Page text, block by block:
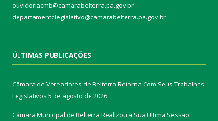
ouvidoriacmb@camarabelterra.pa.gov.br
departamentolegislativo@camarabelterra.pa.gov.br
ÚLTIMAS PUBLICAÇÕES
Câmara de Vereadores de Belterra Retorna Com Seus Trabalhos
Legislativos 5 de agosto de 2026
Câmara Municipal de Belterra Realizou a Sua Ultima Sessão